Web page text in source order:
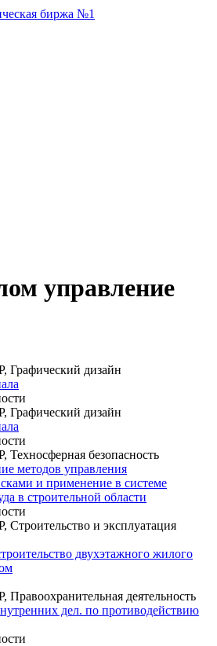
биржа №1
управление
Графический дизайн
Графический дизайн
безопасность
методов управления
и применение в системе
в строительной области
Строительство и эксплуатация
двухэтажного жилого
деятельность
дел. по противодействию